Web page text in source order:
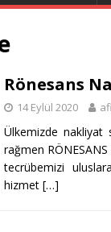
Rönesans
14 Eylül 2020
Ülkemizde nakliyat
rağmen
tecrübemizi
hizmet […]